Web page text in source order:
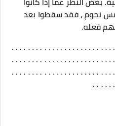
نجوم ، فقد سقطوا بعد
فعله.
. . . . . . . . . . . . . . . . . . . . . . . .
. . . . . . . . . . . . . . . . . . . . . . . .
. . . . . . . . . . . . . . . . . . . . . . . .
. . . . .